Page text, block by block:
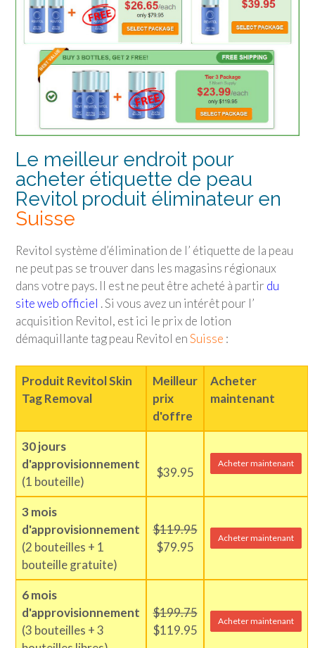
Le meilleur endroit pour
acheter étiquette de peau
Revitol produit éliminateur en
Suisse
Revitol système d’élimination de l’ étiquette de la peau
ne peut pas se trouver dans les magasins régionaux
dans votre pays. Il est ne peut être acheté à partir du
site web officiel . Si vous avez un intérêt pour l’
acquisition Revitol, est ici le prix de lotion
démaquillante tag peau Revitol enSuisse :
Produit Revitol Skin
Tag Removal
Meilleur
prix
d'offre
Acheter
maintenant
30 jours
d'approvisionnement
(1 bouteille)
$39.95
Acheter maintenant
3 mois
d'approvisionnement
(2 bouteilles + 1
bouteille gratuite)
$119.95
$79.95
Acheter maintenant
6 mois
d'approvisionnement
(3 bouteilles + 3
$199.75
$119.95
Acheter maintenant